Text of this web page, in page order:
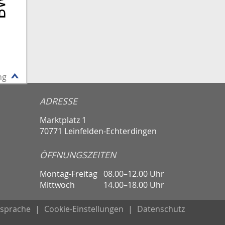
ADRESSE
Marktplatz 1
70771 Leinfelden-Echterdingen
ÖFFNUNGSZEITEN
Montag-Freitag 08.00–12.00 Uhr
Mittwoch
14.00–18.00 Uhr
| Cookie-Einstellungen | Datenschutz